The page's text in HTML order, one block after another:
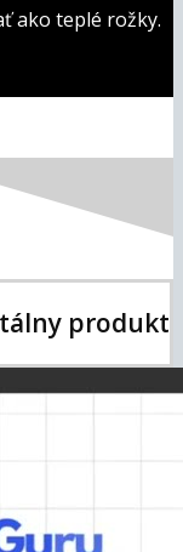
ako teplé rožky.
produkt